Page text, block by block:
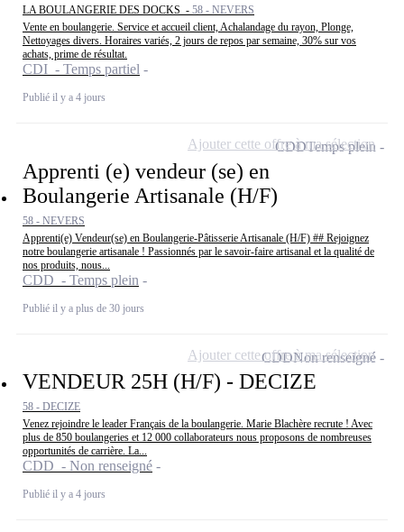
LA BOULANGERIE DES DOCKS - 58 - NEVERS
Vente en boulangerie. Service et accueil client, Achalandage du rayon, Plonge,
Nettoyages divers. Horaires variés, 2 jours de repos par semaine, 30% sur vos
achats, prime de résultat.
CDI - Temps partiel
Publié il y a 4 jours
Apprenti (e) vendeur (se) en
Boulangerie Artisanale (H/F)
58 - NEVERS
Apprenti(e) Vendeur(se) en Boulangerie-Pâtisserie Artisanale (H/F) ## Rejoignez
notre boulangerie artisanale ! Passionnés par le savoir-faire artisanal et la qualité de
nos produits, nous...
CDD - Temps plein
Publié il y a plus de 30 jours
CDDTemps plein
Ajouter cette offre à ma sélection
VENDEUR 25H (H/F) - DECIZE
58 - DECIZE
Venez rejoindre le leader Français de la boulangerie. Marie Blachère recrute ! Avec
plus de 850 boulangeries et 12 000 collaborateurs nous proposons de nombreuses
opportunités de carrière. La...
CDD - Non renseigné
Publié il y a 4 jours
CDDNon renseigné
Ajouter cette offre à ma sélection